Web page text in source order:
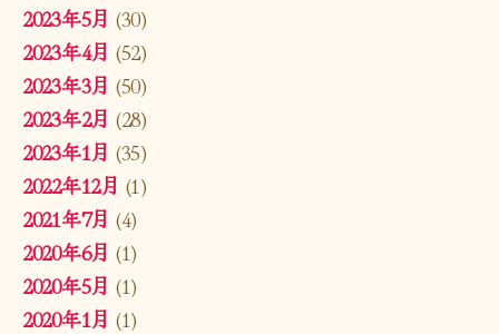
2023年5月 (30)
2023年4月 (52)
2023年3月 (50)
2023年2月 (28)
2023年1月 (35)
2022年12月 (1)
2021年7月 (4)
2020年6月 (1)
2020年5月 (1)
2020年1月 (1)